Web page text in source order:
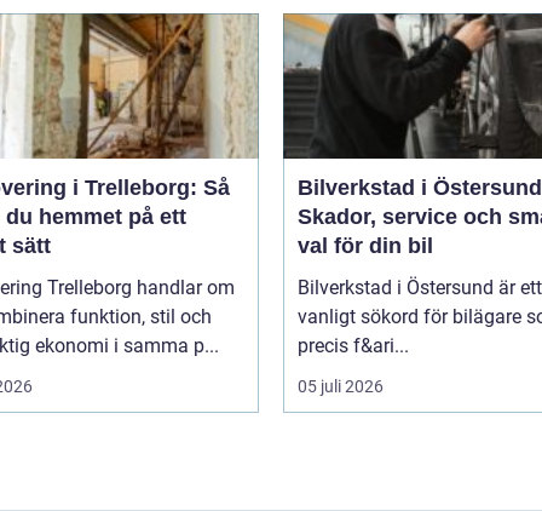
i Trelleborg: Så
hemmet på ett
sätt
Trelleborg handlar om
funktion, stil och
ekonomi i samma p...
Bilverkstad i
Skador, service och
val för din bil
Bilverkstad i Östersund är ett
vanligt sökord för bilägare
precis f&ari...
05 juli 2026